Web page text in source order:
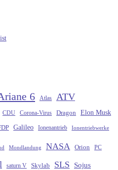
6 Atlas ATV
CDU Corona-Virus Dragon Elon Musk
Galileo Ionenantrieb Ionentriebwerke
Mondlandung NASA Orion PC
saturn V Skylab SLS Sojus